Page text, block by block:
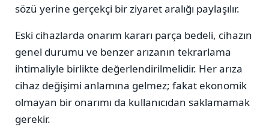
sözü yerine gerçekçi bir ziyaret aralığı paylaşılır.
Eski cihazlarda onarım kararı parça bedeli, cihazın
genel durumu ve benzer arızanın tekrarlama
ihtimaliyle birlikte değerlendirilmelidir. Her arıza
cihaz değişimi anlamına gelmez; fakat ekonomik
olmayan bir onarımı da kullanıcıdan saklamamak
gerekir.